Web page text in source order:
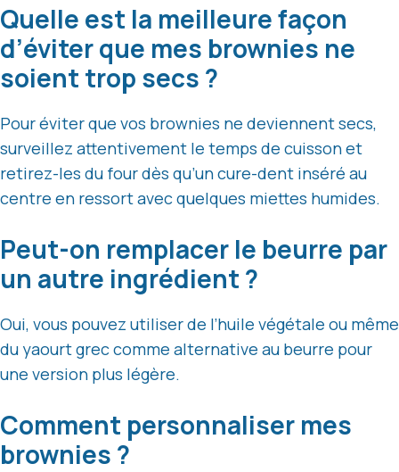
Quelle est la meilleure façon
d’éviter que mes brownies ne
soient trop secs ?
Pour éviter que vos brownies ne deviennent secs,
surveillez attentivement le temps de cuisson et
retirez-les du four dès qu’un cure-dent inséré au
centre en ressort avec quelques miettes humides.
Peut-on remplacer le beurre par
un autre ingrédient ?
Oui, vous pouvez utiliser de l’huile végétale ou même
du yaourt grec comme alternative au beurre pour
une version plus légère.
Comment personnaliser mes
brownies ?